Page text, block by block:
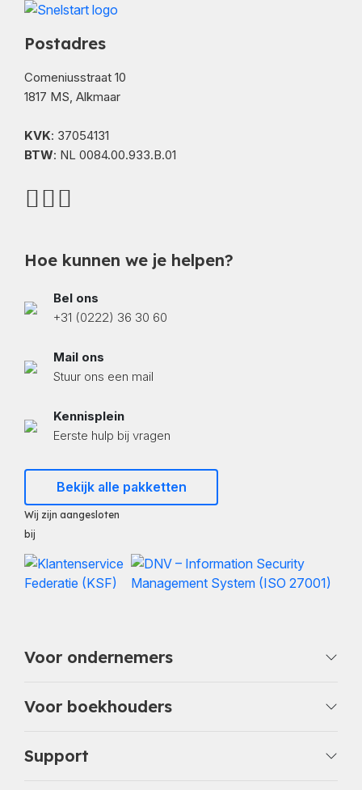
Postadres
Comeniusstraat 10
1817 MS, Alkmaar
KVK: 37054131
BTW: NL 0084.00.933.B.01
Hoe kunnen we je helpen?
Bel ons
+31 (0222) 36 30 60
Mail ons
Stuur ons een mail
Kennisplein
Eerste hulp bij vragen
Bekijk alle pakketten
Wij zijn aangesloten
bij
Voor ondernemers
Voor boekhouders
Support